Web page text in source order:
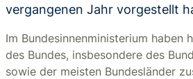
vergangenen Jahr vorgestellt
Im Bundesinnenministerium haben
des Bundes, insbesondere des
sowie der meisten Bundesländer